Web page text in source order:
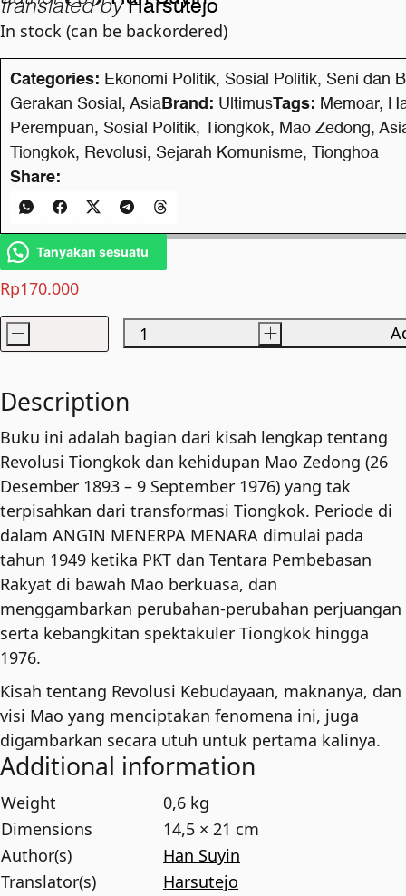
translated by Harsutejo
Rp170.000
In stock (can be backordered)
Angin
Menara
quantity
- +
Categories: Ekonomi Politik, Sosial Politik, Seni dan
Gerakan Sosial , Asia Brand: UltimusTags: Memoar,
Perempuan, Sosial Politik, Tiongkok, Mao Zedong,
Tiongkok, Revolusi, Sejarah Komunisme,
Tionghoa
Share:
Tanyakan sesuatu
Description
Buku ini adalah bagian dari kisah lengkap tentang
Revolusi Tiongkok dan kehidupan Mao Zedong (26
Desember 1893 – 9 September 1976) yang tak
terpisahkan dari transformasi Tiongkok. Periode di
dalam ANGIN MENERPA MENARA dimulai pada
tahun 1949 ketika PKT dan Tentara Pembebasan
Rakyat di bawah Mao berkuasa, dan
menggambarkan perubahan-perubahan perjuangan
serta kebangkitan spektakuler Tiongkok hingga
1976.
Kisah tentang Revolusi Kebudayaan, maknanya, dan
visi Mao yang menciptakan fenomena ini, juga
digambarkan secara utuh untuk pertama kalinya.
Additional information
Weight
0,6 kg
Dimensions
14,5 × 21 cm
Author(s)
Han Suyin
Translator(s)
Harsutejo